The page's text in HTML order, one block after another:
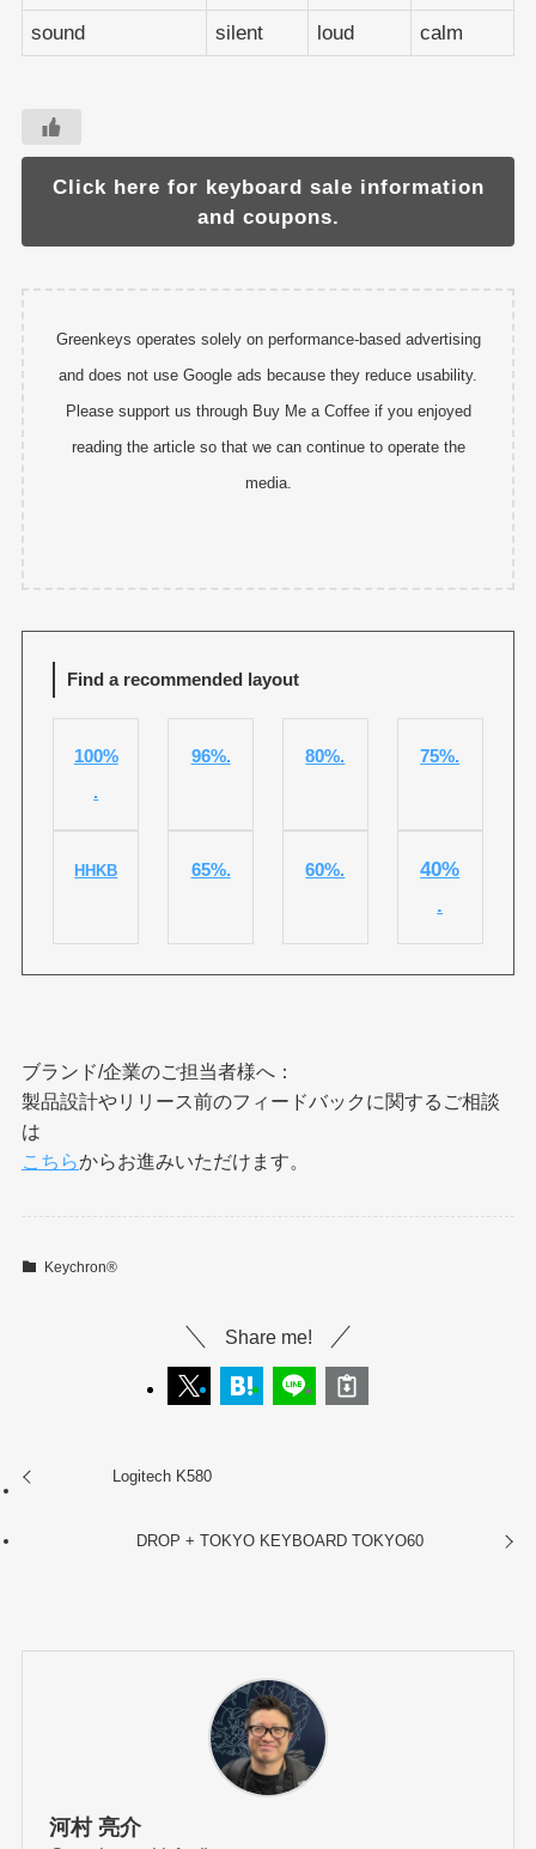
sound
silent loud calm
Click here for keyboard sale information
and coupons.
Greenkeys operates solely on performance-based advertising
and does not use Google ads because they reduce usability.
Please support us through Buy Me a Coffee if you enjoyed
reading the article so that we can continue to operate the
media.
Find a recommended layout
100%
.
96%. 80%. 75%.
HHKB 65%. 60%.
40%
.
ブランド/企業のご担当者様へ：
製品設計やリリース前のフィードバックに関するご相談
は
こちらからお進みいただけます。
Keychron®︎
Share me!
Logitech K580
DROP + TOKYO KEYBOARD TOKYO60
河村 亮介